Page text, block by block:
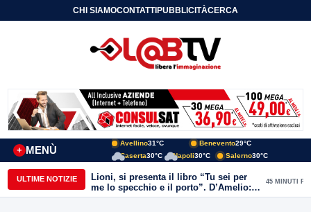
CHI SIAMOCONTATTIPUBBLICITÀCERCA
MENÙ
+
Avellino31°C Benevento29°C
Caserta30°C Napoli30°C Salerno30°C
ULTIME NOTIZIE
Lioni, si presenta il libro “Tu sei per
me lo specchio e il porto”. D’Amelio:
“Gettiamo un seme d’impegno futuro
45 MINUTI FA